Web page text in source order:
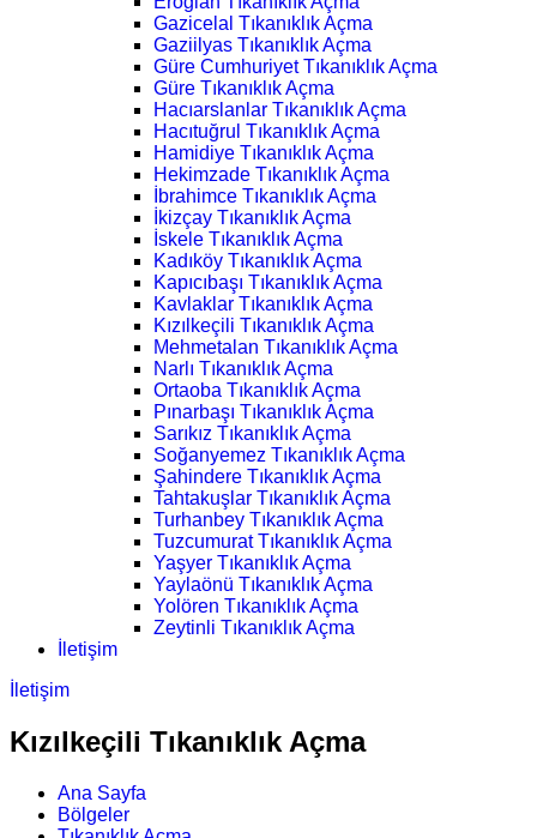
Gazicelal Tıkanıklık Açma
Gaziilyas Tıkanıklık Açma
Güre Cumhuriyet Tıkanıklık Açma
Güre Tıkanıklık Açma
Hacıarslanlar Tıkanıklık Açma
Hacıtuğrul Tıkanıklık Açma
Hamidiye Tıkanıklık Açma
Hekimzade Tıkanıklık Açma
İbrahimce Tıkanıklık Açma
İkizçay Tıkanıklık Açma
İskele Tıkanıklık Açma
Kadıköy Tıkanıklık Açma
Kapıcıbaşı Tıkanıklık Açma
Kavlaklar Tıkanıklık Açma
Kızılkeçili Tıkanıklık Açma
Mehmetalan Tıkanıklık Açma
Narlı Tıkanıklık Açma
Ortaoba Tıkanıklık Açma
Pınarbaşı Tıkanıklık Açma
Sarıkız Tıkanıklık Açma
Soğanyemez Tıkanıklık Açma
Şahindere Tıkanıklık Açma
Tahtakuşlar Tıkanıklık Açma
Turhanbey Tıkanıklık Açma
Tuzcumurat Tıkanıklık Açma
Yaşyer Tıkanıklık Açma
Yaylaönü Tıkanıklık Açma
Yolören Tıkanıklık Açma
Zeytinli Tıkanıklık Açma
İletişim
İletişim
Kızılkeçili Tıkanıklık Açma
Ana Sayfa
Bölgeler